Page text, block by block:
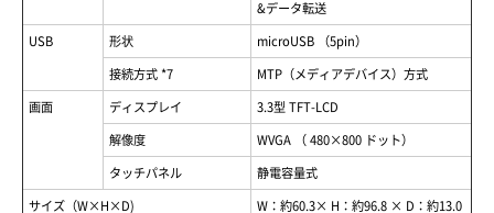
&データ転送
USB 形状 microUSB （5pin）
接続方式 *7 MTP（メディアデバイス）方式
画面 ディスプレイ 3.3型 TFT-LCD
解像度 WVGA （ 480×800 ドット）
タッチパネル 静電容量式
サイズ（W×H×D)
W：約60.3× H：約96.8 × D：約13.0